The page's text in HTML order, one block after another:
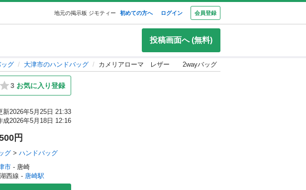
地元の掲示板 ジモティー 初めての方へ ログイン 会員登録
投稿画面へ (無料)
グ 大津市のハンドバッグ カメリアローマ レザー 2wayバッグ
3 お気に入り登録
新2026年5月25日 21:33
成2026年5月18日 12:16
円
グ > ハンドバッグ
市 - 唐崎
西線 - 唐崎駅